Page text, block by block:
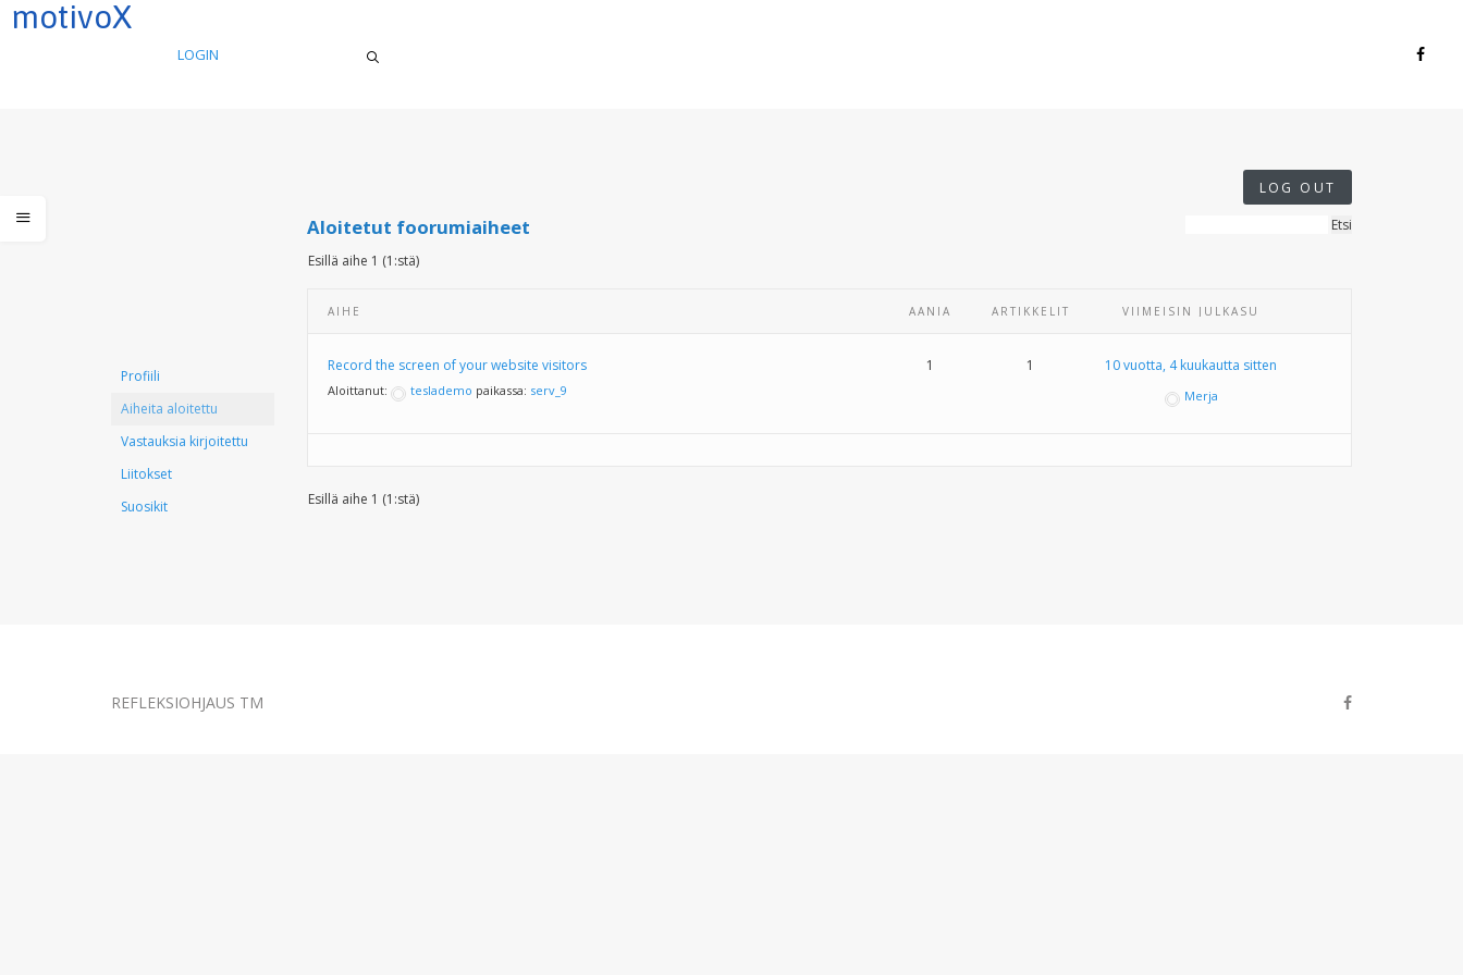
motivoX
LOGIN
Profiili
Aiheita aloitettu
Vastauksia kirjoitettu
Liitokset
Suosikit
LOG OUT
Aloitetut foorumiaiheet
Esillä aihe 1 (1:stä)
AIHE ÄÄNIÄ ARTIKKELIT VIIMEISIN JULKASU
Record the screen of your website visitors
Aloittanut: teslademo paikassa: serv_9
1 1 10 vuotta, 4 kuukautta sitten
Merja
Esillä aihe 1 (1:stä)
REFLEKSIOHJAUS TM